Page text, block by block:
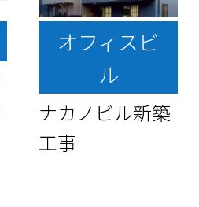
オフィスビ
ル
ナカノビル新築
工事